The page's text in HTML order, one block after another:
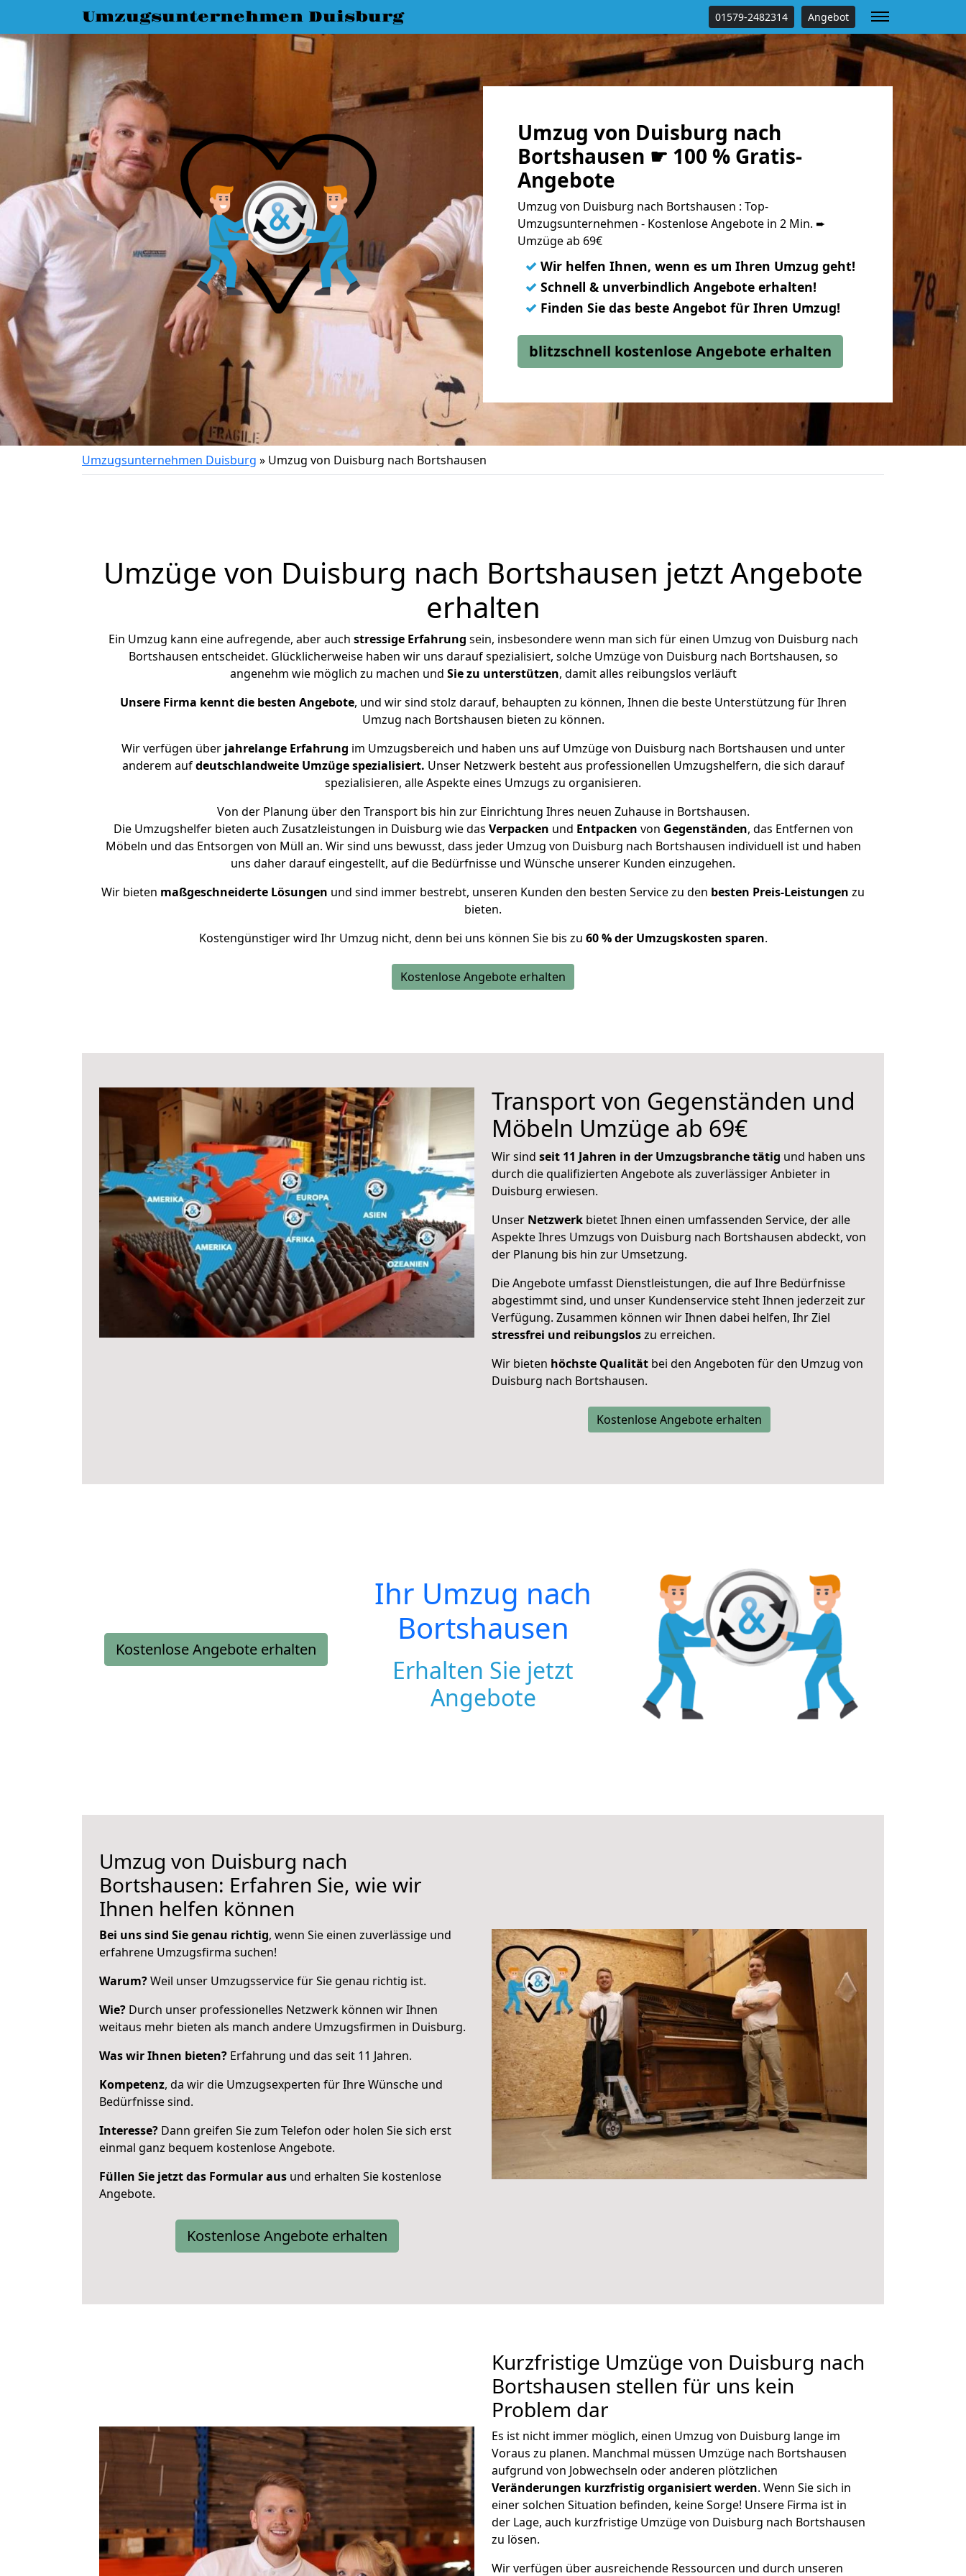
Umzugsunternehmen Duisburg 01579-2482314 Angebot
Umzug von Duisburg nach
Bortshausen ☛ 100 % Gratis-
Angebote
Umzug von Duisburg nach Bortshausen : Top-
Umzugsunternehmen - Kostenlose Angebote in 2 Min. ➨
Umzüge ab 69€
✓ Wir helfen Ihnen, wenn es um Ihren Umzug geht!
✓ Schnell & unverbindlich Angebote erhalten!
✓ Finden Sie das beste Angebot für Ihren Umzug!
blitzschnell kostenlose Angebote erhalten
Umzugsunternehmen Duisburg » Umzug von Duisburg nach Bortshausen
Umzüge von Duisburg nach Bortshausen jetzt Angebote
erhalten
Ein Umzug kann eine aufregende, aber auch stressige Erfahrung sein, insbesondere wenn man sich für einen Umzug von Duisburg nach
Bortshausen entscheidet. Glücklicherweise haben wir uns darauf spezialisiert, solche Umzüge von Duisburg nach Bortshausen, so
angenehm wie möglich zu machen und Sie zu unterstützen, damit alles reibungslos verläuft
Unsere Firma kennt die besten Angebote, und wir sind stolz darauf, behaupten zu können, Ihnen die beste Unterstützung für Ihren
Umzug nach Bortshausen bieten zu können.
Wir verfügen überjahrelange Erfahrung im Umzugsbereich und haben uns auf Umzüge von Duisburg nach Bortshausen und unter
anderem aufdeutschlandweite Umzüge spezialisiert. Unser Netzwerk besteht aus professionellen Umzugshelfern, die sich darauf
spezialisieren, alle Aspekte eines Umzugs zu organisieren.
Von der Planung über den Transport bis hin zur Einrichtung Ihres neuen Zuhause in Bortshausen.
Die Umzugshelfer bieten auch Zusatzleistungen in Duisburg wie das Verpacken und Entpacken von Gegenständen, das Entfernen von
Möbeln und das Entsorgen von Müll an. Wir sind uns bewusst, dass jeder Umzug von Duisburg nach Bortshausen individuell ist und haben
uns daher darauf eingestellt, auf die Bedürfnisse und Wünsche unserer Kunden einzugehen.
Wir bieten maßgeschneiderte Lösungen und sind immer bestrebt, unseren Kunden den besten Service zu den besten Preis-Leistungen zu
bieten.
Kostengünstiger wird Ihr Umzug nicht, denn bei uns können Sie bis zu 60 % der Umzugskosten sparen.
Kostenlose Angebote erhalten
Transport von Gegenständen und
Möbeln Umzüge ab 69€
Wir sind seit 11 Jahren in der Umzugsbranche tätig und haben uns
durch die qualifizierten Angebote als zuverlässiger Anbieter in
Duisburg erwiesen.
Unser Netzwerk bietet Ihnen einen umfassenden Service, der alle
Aspekte Ihres Umzugs von Duisburg nach Bortshausen abdeckt, von
der Planung bis hin zur Umsetzung.
Die Angebote umfasst Dienstleistungen, die auf Ihre Bedürfnisse
abgestimmt sind, und unser Kundenservice steht Ihnen jederzeit zur
Verfügung. Zusammen können wir Ihnen dabei helfen, Ihr Ziel
stressfrei und reibungsloszu erreichen.
Wir bieten höchste Qualität bei den Angeboten für den Umzug von
Duisburg nach Bortshausen.
Kostenlose Angebote erhalten
Kostenlose Angebote erhalten
Ihr Umzug nach
Bortshausen
Erhalten Sie jetzt
Angebote
Umzug von Duisburg nach
Bortshausen: Erfahren Sie, wie wir
Ihnen helfen können
Bei uns sind Sie genau richtig, wenn Sie einen zuverlässige und
erfahrene Umzugsfirma suchen!
Warum?Weil unser Umzugsservice für Sie genau richtig ist.
Wie? Durch unser professionelles Netzwerk können wir Ihnen
weitaus mehr bieten als manch andere Umzugsfirmen in Duisburg.
Was wir Ihnen bieten? Erfahrung und das seit 11 Jahren.
Kompetenz, da wir die Umzugsexperten für Ihre Wünsche und
Bedürfnisse sind.
Interesse? Dann greifen Sie zum Telefon oder holen Sie sich erst
einmal ganz bequem kostenlose Angebote.
Füllen Sie jetzt das Formular aus und erhalten Sie kostenlose
Angebote.
Kostenlose Angebote erhalten
Kurzfristige Umzüge von Duisburg nach
Bortshausen stellen für uns kein
Problem dar
Es ist nicht immer möglich, einen Umzug von Duisburg lange im
Voraus zu planen. Manchmal müssen Umzüge nach Bortshausen
aufgrund von Jobwechseln oder anderen plötzlichen
Veränderungen kurzfristig organisiert werden. Wenn Sie sich in
einer solchen Situation befinden, keine Sorge! Unsere Firma ist in
der Lage, auch kurzfristige Umzüge von Duisburg nach Bortshausen
zu lösen.
Wir verfügen über ausreichende Ressourcen und durch unseren